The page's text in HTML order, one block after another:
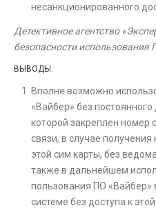
несанкционированного
Детективное агентство
безопасности использования
ВЫВОДЫ:
Вполне возможно
«Вайбер» без
которой закреплен номер
связи, в случае
этой сим карты, без
также в дальнейшем
пользования ПО «Вайбер»
системе без доступа к